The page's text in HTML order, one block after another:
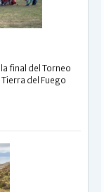
final del Torneo
del Fuego